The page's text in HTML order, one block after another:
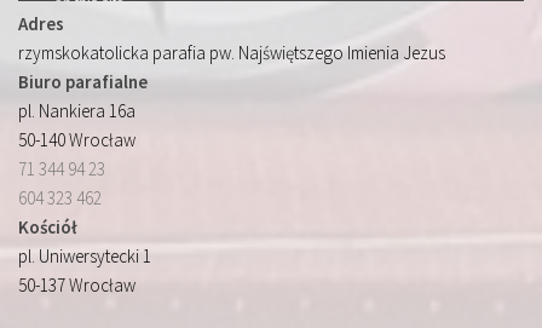
Adres
rzymskokatolicka parafia pw. Najświętszego Imienia Jezus
Biuro parafialne
pl. Nankiera 16a
50-140 Wrocław
71 344 94 23
604 323 462
Kościół
pl. Uniwersytecki 1
50-137 Wrocław